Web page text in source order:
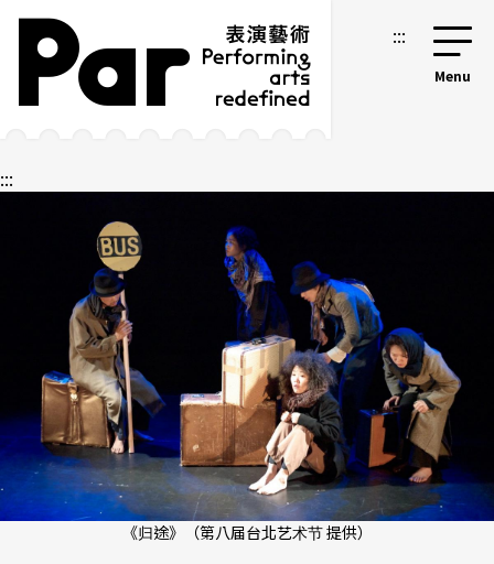
跳到主要内容区块
网站导览 :::
:::
《归途》（第八届台北艺术节 提供）